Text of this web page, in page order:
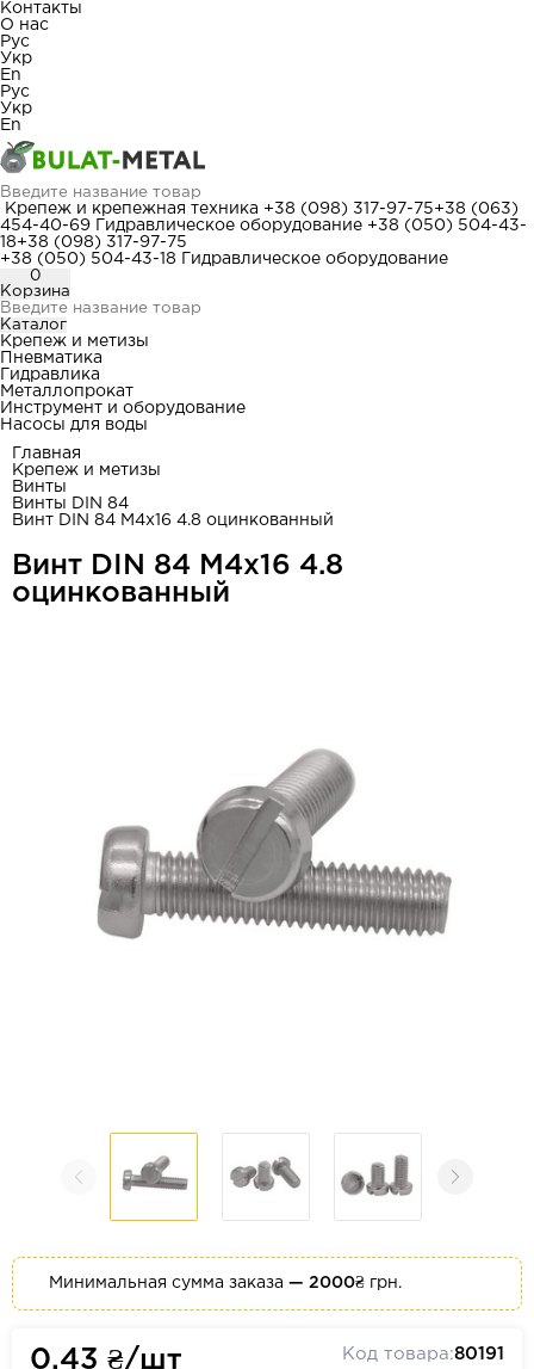
Контакты
О нас
Рус
Укр
En
Рус
Укр
En
Крепеж и крепежная техника +38 (098) 317-97-75+38 (063)
454-40-69
Гидравлическое оборудование +38 (050) 504-43-
18+38 (098) 317-97-75
+38 (050) 504-43-18
Гидравлическое оборудование
0
Корзина
Каталог
Крепеж и метизы
Пневматика
Гидравлика
Металлопрокат
Инструмент и оборудование
Насосы для воды
Главная
Крепеж и метизы
Винты
Винты DIN 84
Винт DIN 84 М4x16 4.8 оцинкованный
Винт DIN 84 М4x16 4.8
оцинкованный
Минимальная сумма заказа — 2000₴ грн.
0.43 ₴/шт Код товара:80191